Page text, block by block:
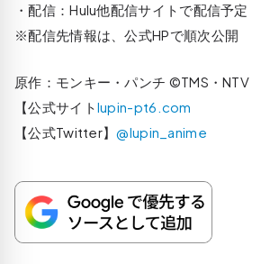
・配信：Hulu他配信サイトで配信予定
※配信先情報は、公式HPで順次公開
原作：モンキー・パンチ ©TMS・NTV
【公式サイトlupin-pt6.com
【公式Twitter】@lupin_anime